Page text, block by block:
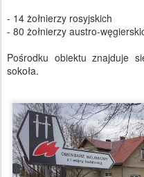
- 14 żołnierzy rosyjskich
- 80 żołnierzy austro-
Pośrodku obiektu znajduje
sokoła.